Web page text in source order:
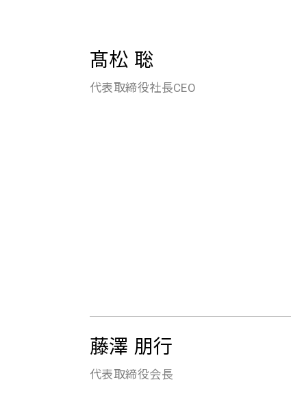
髙松 聡
代表取締役社長CEO
藤澤 朋行
代表取締役会長